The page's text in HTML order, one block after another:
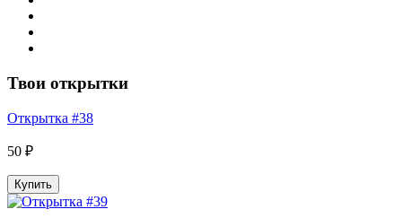
Твои открытки
Открытка #38
50 ₽
Купить